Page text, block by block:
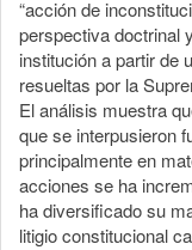
“acción de
perspectiva doctrinal
institución a partir de
resueltas por la
El análisis muestra
que se interpusieron
principalmente en
acciones se ha
ha diversificado su
litigio constitucional